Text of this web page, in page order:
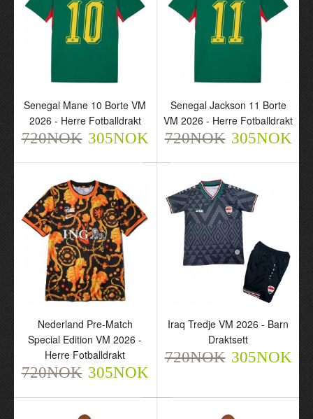
Senegal Sarr 18 Hjemme
Fotballdrakt
720NOK 305NOK
Senegal Mane 10
Fotballdrakt
720NOK 305NOK
Senegal Jackson 11
Fotballdrakt
720NOK 305NOK
Senegal Sarr 18 Borte
Fotballdrakt
720NOK 305NOK
Senegal Mane 10 Borte VM
2026 - Herre Fotballdrakt
720NOK 305NOK
Senegal Jackson 11 Borte
VM 2026 - Herre Fotballdrakt
720NOK 305NOK
Nederland Pre-Match
Special Edition VM 2026 -
Herre Fotballdrakt
720NOK 305NOK
Iraq Tredje VM 2026 - Barn
Draktsett
720NOK 305NOK